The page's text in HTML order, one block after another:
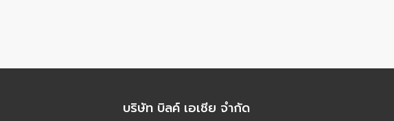
บริษัท บิลค์ เอเชีย จำกัด